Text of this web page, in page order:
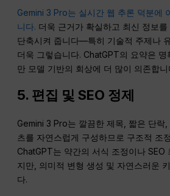
Gemini 3 Pro는 실시간 웹 추론 덕분에
니다. 더욱 근거가 확실하고 최신 정보
단축시켜 줍니다—특히 기술적 주제나
더욱 그렇습니다. ChatGPT의 요약은 명
만 모델 기반의 회상에 더 많이 의존합니
5. 편집 및SEO 정제
Gemini 3 Pro는 깔끔한 제목, 짧은 단락
츠를 자연스럽게 구성하므로 구조적 조
ChatGPT는 약간의 서식 조정이나 SEO
지만, 의미적 변형 생성 및 자연스러운
다.